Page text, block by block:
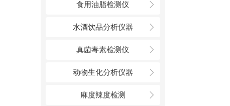
食用油脂检测仪
水酒饮品分析仪器
真菌毒素检测仪
动物生化分析仪器
麻度辣度检测